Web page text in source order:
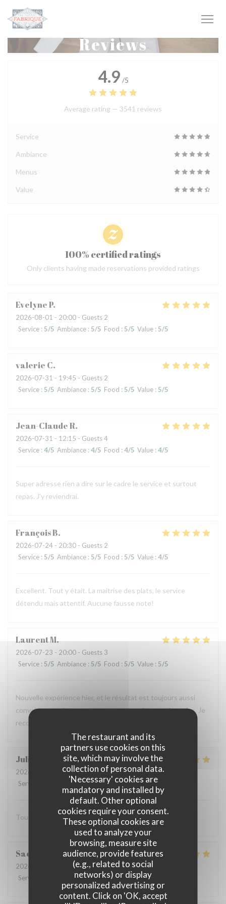
Personalizing your cookie choices
The restaurant and its
partners use cookies on this
site, which may involve the
collection of personal data.
'Necessary' cookies are
mandatory and installed by
default. Other optional
cookies require your consent.
These optional cookies are
used to analyze your
browsing, measure site
audience, provide features
(e.g., related to social
networks) or display
personalized advertising or
content. Click on 'OK, accept
Reviews
EvelyneP
2026-08-01 - 20:00 - Guests 2
Service : 5/5 Ambiance : 5/5 Food : 5/5 Value : 5/5
valerie C
2026-07-31 - 19:45 - Guests 2
Service : 5/5 Ambiance : 5/5 Food : 5/5 Value : 5/5
Jean-ClaudeR
2026-07-31 - 12:15 - Guests 4
Service : 4/5 Ambiance : 4/5 Food : 4/5 Value : 4/5
Super adresse rien a dire sur le cadre le service et surtout
repas. J'y reviendrai.
FrançoisB
2026-07-24 - 20:30 - Guests 2
Service : 5/5 Ambiance : 5/5 Food : 5/5 Value : 4/5
Excellent. Tout y était. La maitrise des plats, le service
détendu mais attentif. Aucune fausse note!
LaurentM
2026-07-23 - 20:00 - Guests 3
Service : 5/5 Ambiance : 5/5 Food : 5/5 Value : 5/5
Nouvelle expérience hier, et le résultat est toujours aussi
convaincant : plats savoureux, personnel aux petits soins. Je
recommande vivement !
Julien
2026-07-16
- 20:00 - Guests 2
Service
Ambiance:5/5 Food:5/5 Value :
Tout est excellent Beaucoup de goût et de saveur
Sacha
2026-07-15
- 13:00 - Guests 3
Service
Ambiance:5/5 Food: 5/5 Value
4.9 /5
Average rating — 3541 reviews
Service
Ambiance
Menus
Value
100% certified ratings
Only clients having made reservations provided ratings